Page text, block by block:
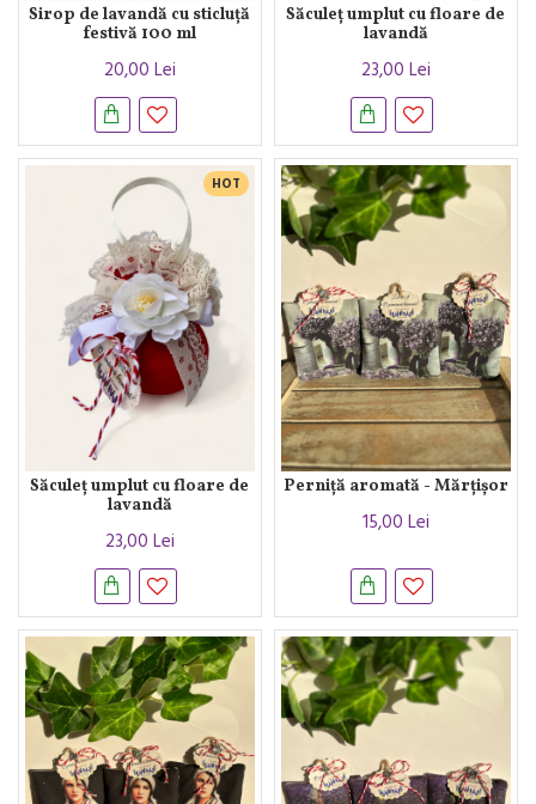
Sirop de lavandă cu sticluță
festivă 100 ml
20,00 Lei
Săculeț umplut cu floare de
lavandă
23,00 Lei
HOT
Săculeț umplut cu floare de
lavandă
23,00 Lei
Perniță aromată - Mărțișor
15,00 Lei